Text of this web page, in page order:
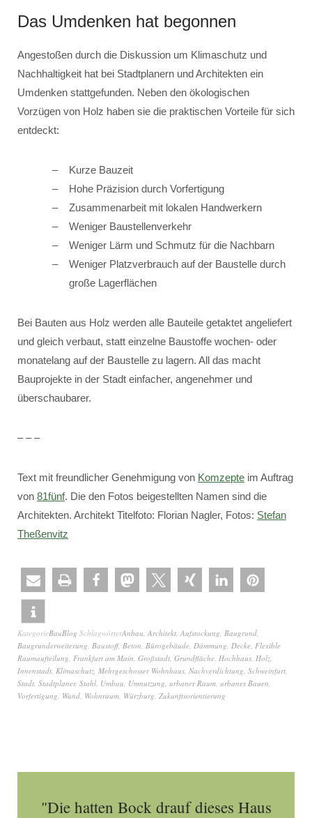
Das Umdenken hat begonnen
Angestoßen durch die Diskussion um Klimaschutz und
Nachhaltigkeit hat bei Stadtplanern und Architekten ein
Umdenken stattgefunden. Neben den ökologischen
Vorzügen von Holz haben sie die praktischen Vorteile für sich
entdeckt:
Kurze Bauzeit
Hohe Präzision durch Vorfertigung
Zusammenarbeit mit lokalen Handwerkern
Weniger Baustellenverkehr
Weniger Lärm und Schmutz für die Nachbarn
Weniger Platzverbrauch auf der Baustelle durch
große Lagerflächen
Bei Bauten aus Holz werden alle Bauteile getaktet angeliefert
und gleich verbaut, statt einzelne Baustoffe wochen- oder
monatelang auf der Baustelle zu lagern. All das macht
Bauprojekte in der Stadt einfacher, angenehmer und
überschaubarer.
– – –
Text mit freundlicher Genehmigung von Komzepte im Auftrag
von 81fünf. Die den Fotos beigestellten Namen sind die
Architekten. Architekt Titelfoto: Florian Nagler, Fotos: Stefan
Theßenvitz
KategorieBauBlog SchlagwörterAnbau, Architekt, Aufstockung, Baugrund,
Baugrunderweiterung, Baustoff, Beton, Bürogebäude, Dämmung, Decke, Flexible
Raumaufteilung, Frankfurt am Main, Großstadt, Grundfläche, Hochhaus, Holz,
Innenstadt, Klimaschutz, Mehrgeschosser Wohnhaus, Nachverdichtung, Schweinfurt,
Stadt, Stadtplaner, Stahl, Umbau, Umnutzung, urbaner Raum, urbanes Bauen,
Vorfertigung, Wand, Wohnraum, Würzburg, Zukunftsorientierung
"Die hatten Bock drauf dieses Haus